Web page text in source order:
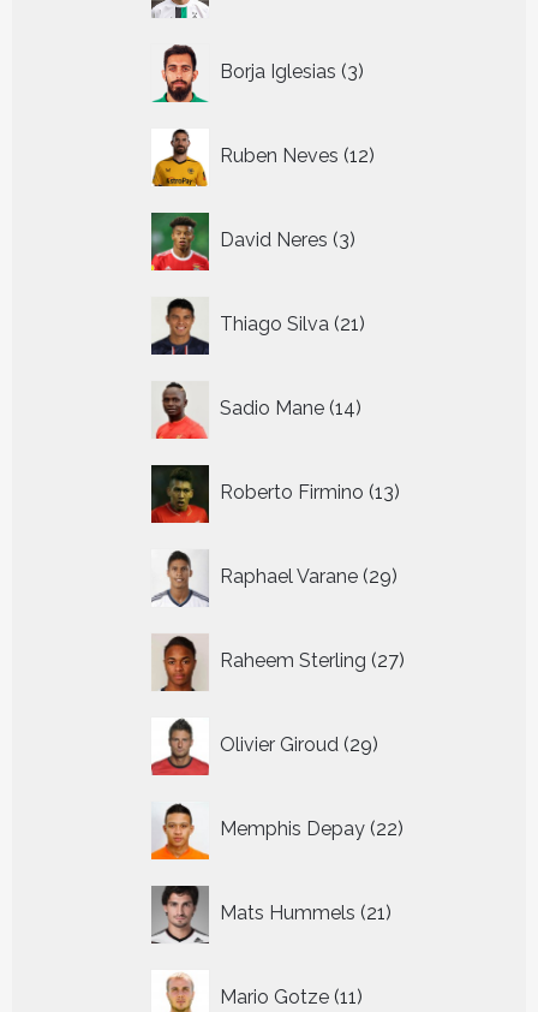
Borja Iglesias 3
producten
Ruben Neves 12
producten
David Neres 3
producten
Thiago Silva 21
producten
Sadio Mane 14
producten
Roberto Firmino 13
producten
Raphael Varane 29
producten
Raheem Sterling 27
producten
Olivier Giroud 29
producten
Memphis Depay 22
producten
Mats Hummels 21
producten
Mario Gotze 11